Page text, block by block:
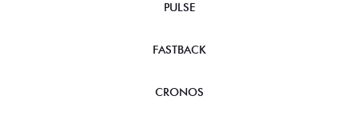
PULSE
FASTBACK
CRONOS